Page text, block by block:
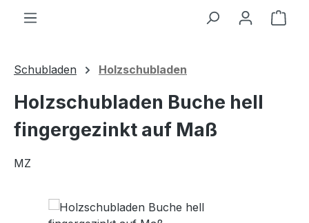
Schubladen Holzschubladen
Holzschubladen Buche hell
fingergezinkt auf Maß
MZ